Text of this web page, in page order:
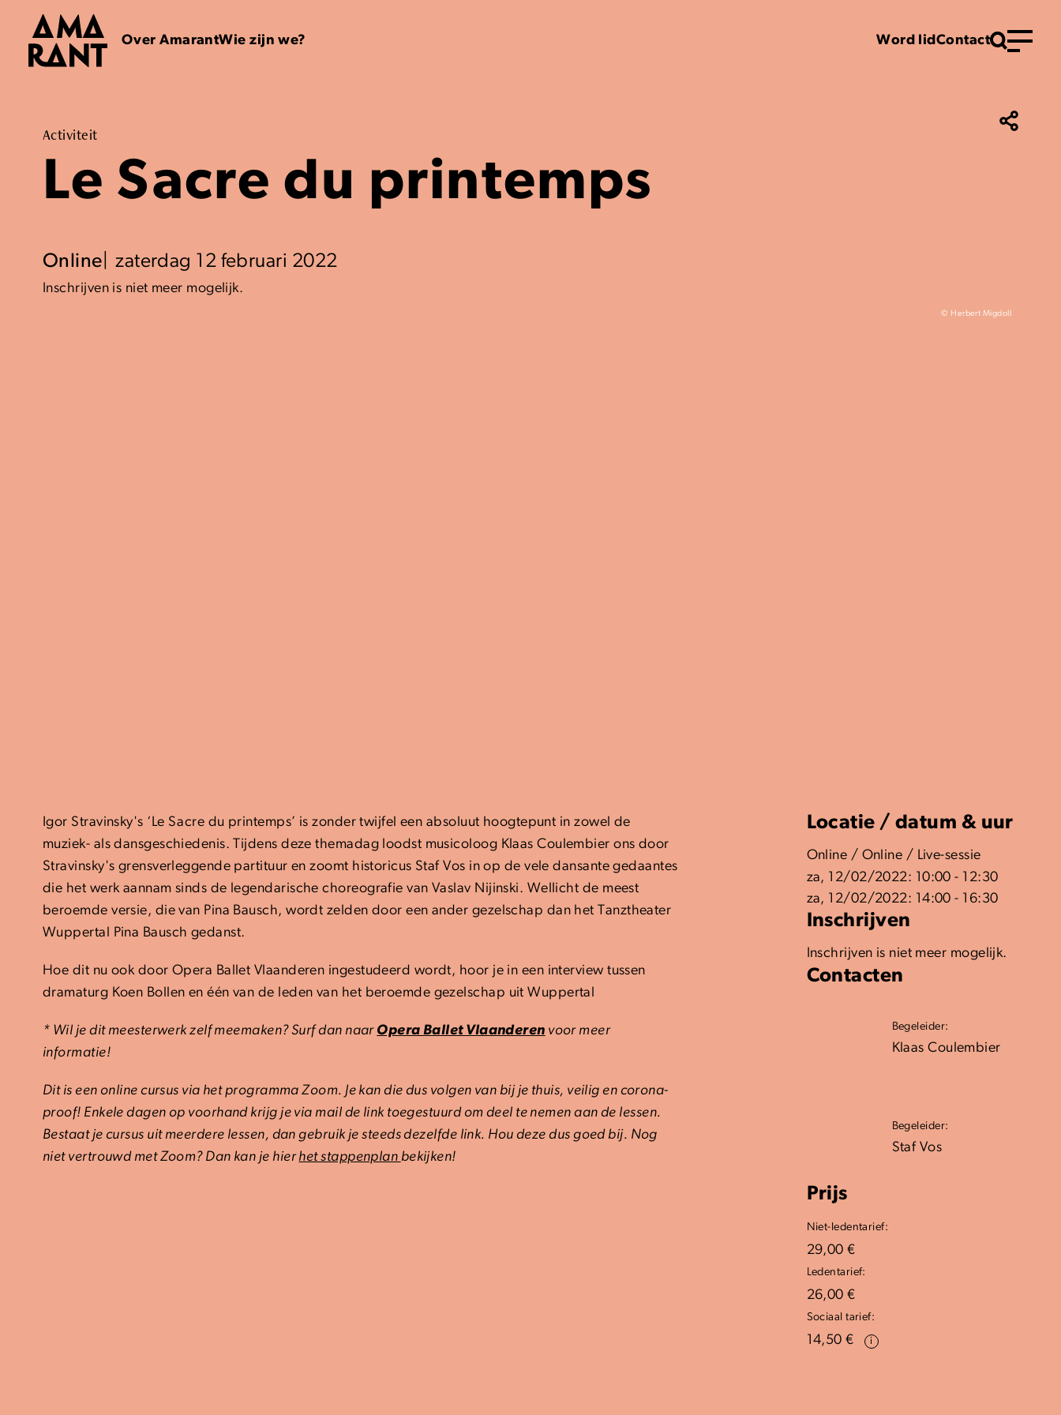
Over AmarantWie zijn we? Word lidContact
Menu
Activiteit
Le Sacre du printemps
Online zaterdag 12 februari 2022
Inschrijven is niet meer mogelijk.
© Herbert Migdoll
Igor Stravinsky's ‘Le Sacre du printemps’ is zonder twijfel een absoluut hoogtepunt in zowel de
muziek- als dansgeschiedenis. Tijdens deze themadag loodst musicoloog Klaas Coulembier ons door
Stravinsky's grensverleggende partituur en zoomt historicus Staf Vos in op de vele dansante gedaantes
die het werk aannam sinds de legendarische choreografie van Vaslav Nijinski. Wellicht de meest
beroemde versie, die van Pina Bausch, wordt zelden door een ander gezelschap dan het Tanztheater
Wuppertal Pina Bausch gedanst.
Hoe dit nu ook door Opera Ballet Vlaanderen ingestudeerd wordt, hoor je in een interview tussen
dramaturg Koen Bollen en één van de leden van het beroemde gezelschap uit Wuppertal
* Wil je dit meesterwerk zelf meemaken? Surf dan naar Opera Ballet Vlaanderen voor meer
informatie!
Dit is een online cursus via het programma Zoom. Je kan die dus volgen van bij je thuis, veilig en corona-
proof! Enkele dagen op voorhand krijg je via mail de link toegestuurd om deel te nemen aan de lessen.
Bestaat je cursus uit meerdere lessen, dan gebruik je steeds dezelfde link. Hou deze dus goed bij. Nog
niet vertrouwd met Zoom? Dan kan je hierhet stappenplan bekijken!
Locatie / datum & uur
Online / Online / Live-sessie
za, 12/02/2022: 10:00 - 12:30
za, 12/02/2022: 14:00 - 16:30
Inschrijven
Inschrijven is niet meer mogelijk.
Contacten
Begeleider:
Klaas Coulembier
Begeleider:
Staf Vos
Prijs
Niet-ledentarief:
29,00 €
Ledentarief:
26,00 €
Sociaal tarief:
14,50 € i